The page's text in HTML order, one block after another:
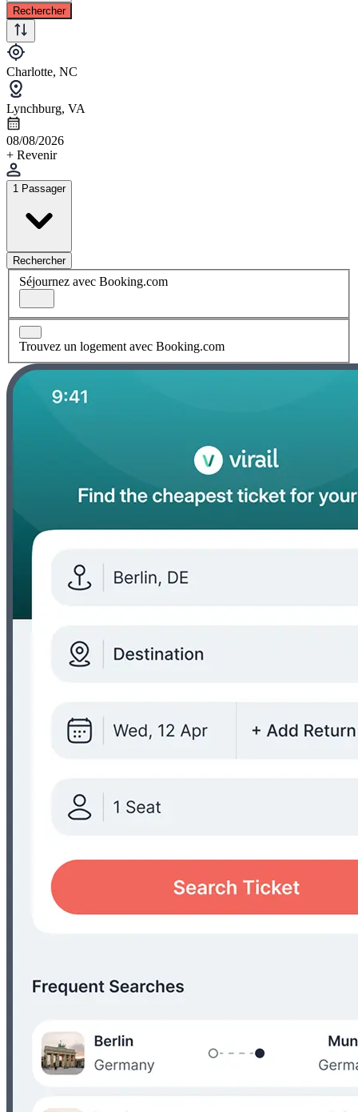
Rechercher
Charlotte, NC
Lynchburg, VA
08/08/2026
+ Revenir
1 Passager
Rechercher
Séjournez avec Booking.com
Trouvez un logement avec Booking.com